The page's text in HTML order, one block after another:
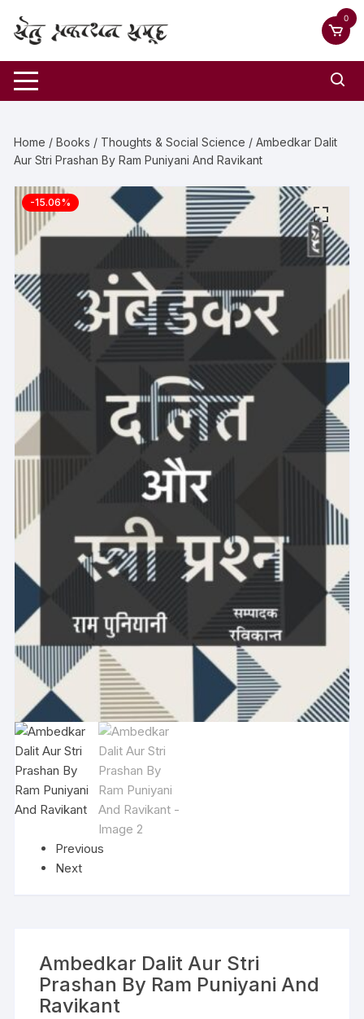
0
Home /Books / Thoughts & Social Science / Ambedkar Dalit
Aur Stri Prashan By Ram Puniyani And Ravikant
-15.06%
Previous
Next
Ambedkar Dalit Aur Stri
Prashan By Ram Puniyani And
Ravikant